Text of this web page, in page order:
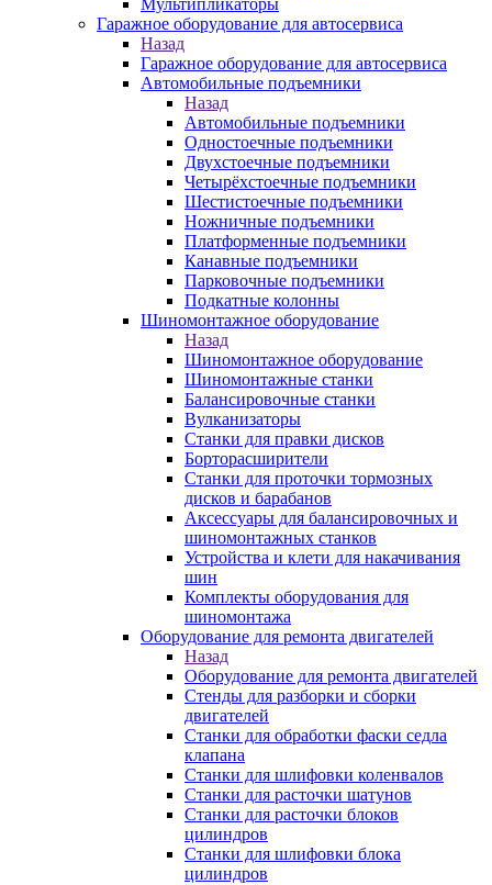
Мультипликаторы
Гаражное оборудование для автосервиса
Назад
Гаражное оборудование для автосервиса
Автомобильные подъемники
Назад
Автомобильные подъемники
Одностоечные подъемники
Двухстоечные подъемники
Четырёхстоечные подъемники
Шестистоечные подъемники
Ножничные подъемники
Платформенные подъемники
Канавные подъемники
Парковочные подъемники
Подкатные колонны
Шиномонтажное оборудование
Назад
Шиномонтажное оборудование
Шиномонтажные станки
Балансировочные станки
Вулканизаторы
Станки для правки дисков
Борторасширители
Станки для проточки тормозных
дисков и барабанов
Аксессуары для балансировочных и
шиномонтажных станков
Устройства и клети для накачивания
шин
Комплекты оборудования для
шиномонтажа
Оборудование для ремонта двигателей
Назад
Оборудование для ремонта двигателей
Стенды для разборки и сборки
двигателей
Станки для обработки фаски седла
клапана
Станки для шлифовки коленвалов
Станки для расточки шатунов
Станки для расточки блоков
цилиндров
Станки для шлифовки блока
цилиндров